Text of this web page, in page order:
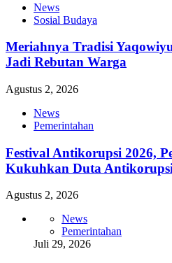
News
Sosial Budaya
Meriahnya Tradisi
Jadi Rebutan Warga
Agustus 2, 2026
News
Pemerintahan
Festival Antikorupsi 2026,
Kukuhkan Duta Antikorupsi
Agustus 2, 2026
News
Pemerintahan
Juli 29, 2026